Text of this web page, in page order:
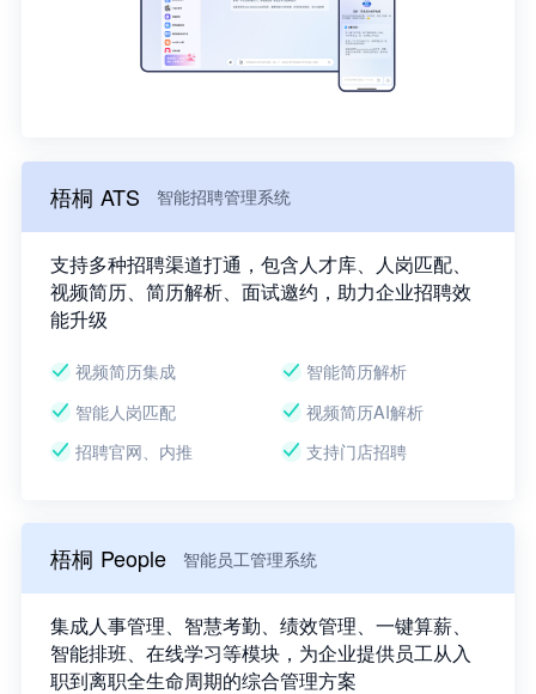
梧桐 ATS 智能招聘管理系统
支持多种招聘渠道打通，包含人才库、人岗匹配、
视频简历、简历解析、面试邀约，助力企业招聘效
能升级
视频简历集成
智能简历解析
智能人岗匹配
视频简历AI解析
招聘官网、内推
支持门店招聘
梧桐 People 智能员工管理系统
集成人事管理、智慧考勤、绩效管理、一键算薪、
智能排班、在线学习等模块，为企业提供员工从入
职到离职全生命周期的综合管理方案